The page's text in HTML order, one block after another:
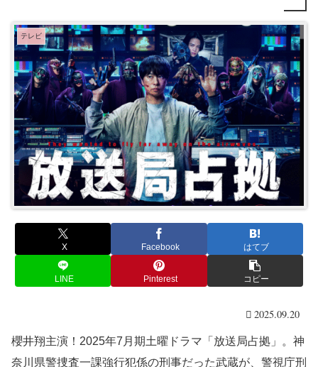
テレビ
X Facebook はてブ
LINE Pinterest コピー
2025.09.20
櫻井翔主演！2025年7月期土曜ドラマ「放送局占拠」。神
奈川県警捜査一課強行犯係の刑事だった武蔵が、警視庁刑